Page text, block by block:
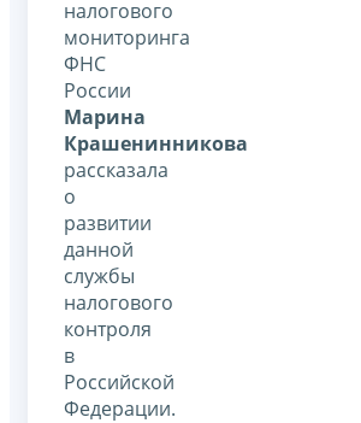
налогового
мониторинга
ФНС
России
Марина
Крашенинникова
рассказала
о
развитии
данной
службы
налогового
контроля
в
Российской
Федерации.